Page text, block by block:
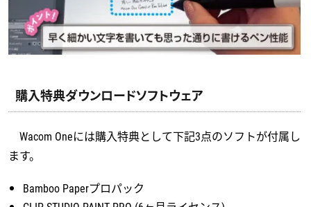
購入特典ダウンロードソフトウェア
Wacom Oneには購入特典として下記3点のソフトが付属し
ます。
Bamboo Paperプロパック